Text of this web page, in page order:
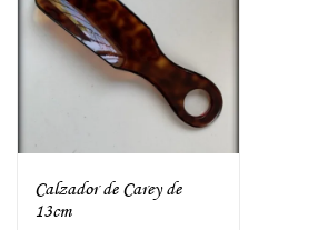
Calzador de Carey de
13cm